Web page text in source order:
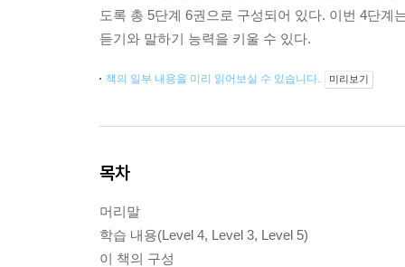
도록 총 5단계 6권으로 구성되어 있다. 이번 4단
듣기와 말하기 능력을 키울 수 있다.
책의 일부 내용을 미리 읽어보실 수 있습니다. 미리보기
목차
머리말
학습 내용(Level 4, Level 3, Level 5)
이 책의 구성